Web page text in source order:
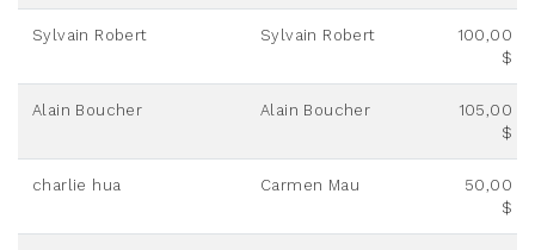
Sylvain Robert Sylvain Robert
100,00
$
Alain Boucher Alain Boucher
105,00
$
charlie hua Carmen Mau
50,00
$